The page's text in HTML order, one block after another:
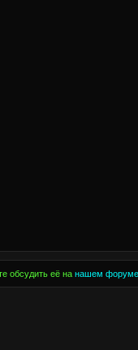
обсудить её на нашем форуме